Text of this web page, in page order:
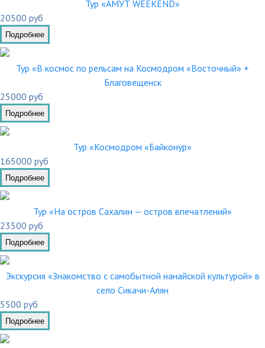
Тур «АМУТ WEEKEND»
20500 руб
Подробнее
Тур «В космос по рельсам на Космодром «Восточный» +
Благовещенск
25000 руб
Подробнее
Тур «Космодром «Байконур»
165000 руб
Подробнее
Тур «На остров Сахалин — остров впечатлений»
23500 руб
Подробнее
Экскурсия «Знакомство с самобытной нанайской культурой» в
село Сикачи-Алян
5500 руб
Подробнее